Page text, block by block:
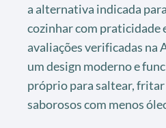
a alternativa indicada
cozinhar com praticidade
avaliações verificadas na
um design moderno e
próprio para saltear,
saborosos com menos